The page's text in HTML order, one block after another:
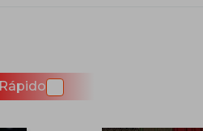
Rápido